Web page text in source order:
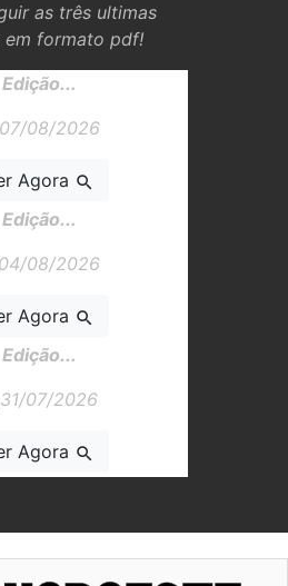
as três ultimas
em formato pdf!
Edição...
07/08/2026
Agora search
Edição...
04/08/2026
Agora search
Edição...
31/07/2026
Agora search